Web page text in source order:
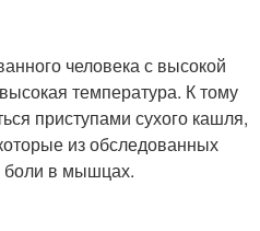
человека с высокой
температура. К тому
приступами сухого кашля,
из обследованных
боли в мышцах.